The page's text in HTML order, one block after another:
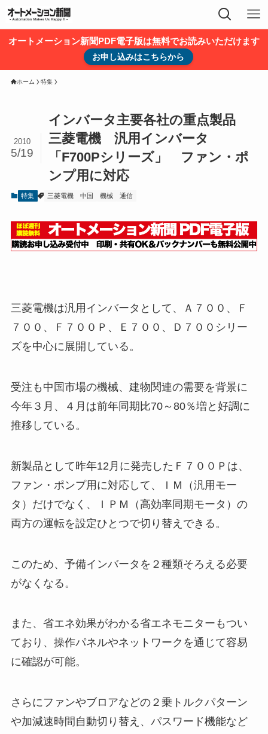
オートメーション新聞PDF電子版は無料でお読みいただけます
お申し込みはこちらから
ホーム 特集
インバータ主要各社の重点製品
三菱電機 汎用インバータ
「F700Pシリーズ」 ファン・ポ
ンプ用に対応
2010
5/19
特集 三菱電機 中国 機械 通信
三菱電機は汎用インバータとして、Ａ７００、Ｆ
７００、Ｆ７００Ｐ、Ｅ７００、Ｄ７００シリー
ズを中心に展開している。
受注も中国市場の機械、建物関連の需要を背景に
今年３月、４月は前年同期比70～80％増と好調に
推移している。
新製品として昨年12月に発売したＦ７００Ｐは、
ファン・ポンプ用に対応して、ＩＭ（汎用モー
タ）だけでなく、ＩＰＭ（高効率同期モータ）の
両方の運転を設定ひとつで切り替えできる。
このため、予備インバータを２種類そろえる必要
がなくなる。
また、省エネ効果がわかる省エネモニターもつい
ており、操作パネルやネットワークを通じて容易
に確認が可能。
さらにファンやブロアなどの２乗トルクパターン
や加減速時間自動切り替え、パスワード機能など